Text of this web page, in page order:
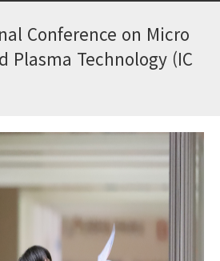
Conference on Micro
Plasma Technology (IC